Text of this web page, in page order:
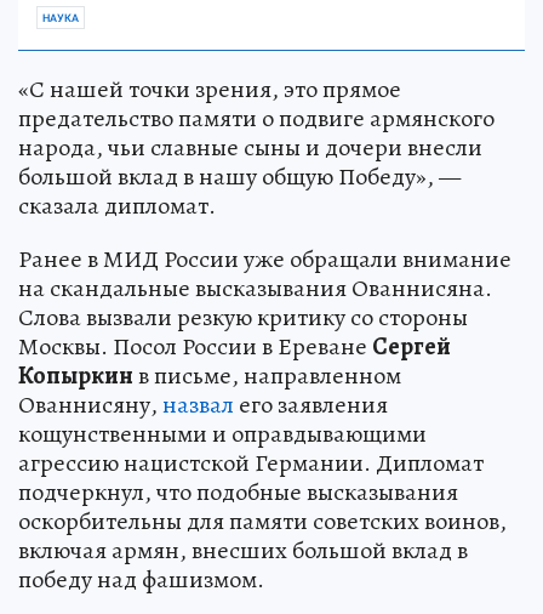
НАУКА
«С нашей точки зрения, это прямое
предательство памяти о подвиге армянского
народа, чьи славные сыны и дочери внесли
большой вклад в нашу общую Победу», —
сказала дипломат.
Ранее в МИД России уже обращали внимание
на скандальные высказывания Ованнисяна.
Слова вызвали резкую критику со стороны
Москвы. Посол России в Ереване Сергей
Копыркинв письме, направленном
Ованнисяну,назвал его заявления
кощунственными и оправдывающими
агрессию нацистской Германии. Дипломат
подчеркнул, что подобные высказывания
оскорбительны для памяти советских воинов,
включая армян, внесших большой вклад в
победу над фашизмом.